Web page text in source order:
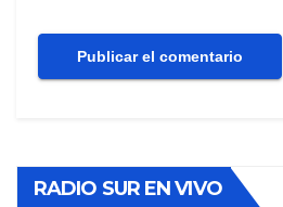
RADIO SUR EN VIVO